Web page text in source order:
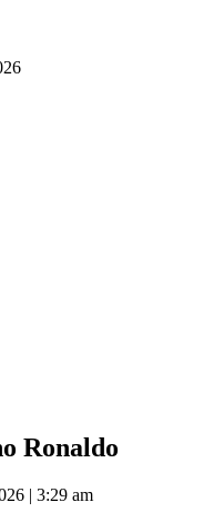
Ronaldo
| 3:29 am